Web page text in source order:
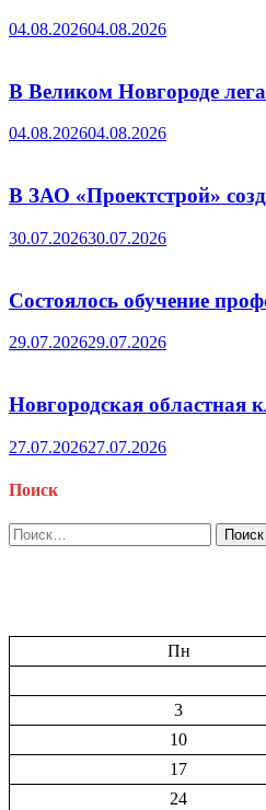
04.08.202604.08.2026
В Великом Новгороде
04.08.202604.08.2026
В ЗАО «Проектстрой»
30.07.202630.07.2026
Состоялось обучение
29.07.202629.07.2026
Новгородская областная
27.07.202627.07.2026
Поиск
Найти:
Пн
3
10
17
24